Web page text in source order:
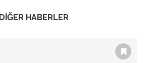
DİĞER HABERLER